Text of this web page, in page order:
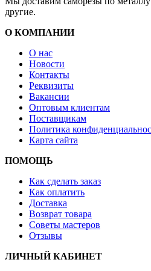
другие.
О КОМПАНИИ
О нас
Новости
Контакты
Реквизиты
Вакансии
Оптовым клиентам
Поставщикам
Политика
Карта сайта
ПОМОЩЬ
Как сделать заказ
Как оплатить
Доставка
Возврат товара
Советы мастеров
Отзывы
ЛИЧНЫЙ КАБИНЕТ